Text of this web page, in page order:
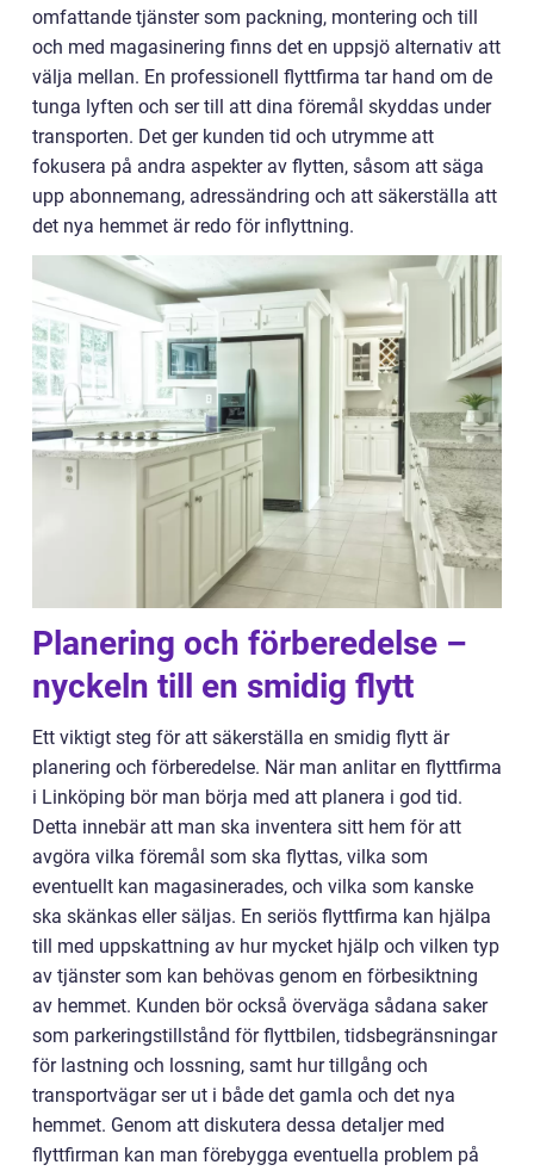
omfattande tjänster som packning, montering och till
och med magasinering finns det en uppsjö alternativ att
välja mellan. En professionell flyttfirma tar hand om de
tunga lyften och ser till att dina föremål skyddas under
transporten. Det ger kunden tid och utrymme att
fokusera på andra aspekter av flytten, såsom att säga
upp abonnemang, adressändring och att säkerställa att
det nya hemmet är redo för inflyttning.
Planering och förberedelse –
nyckeln till en smidig flytt
Ett viktigt steg för att säkerställa en smidig flytt är
planering och förberedelse. När man anlitar en flyttfirma
i Linköping bör man börja med att planera i god tid.
Detta innebär att man ska inventera sitt hem för att
avgöra vilka föremål som ska flyttas, vilka som
eventuellt kan magasinerades, och vilka som kanske
ska skänkas eller säljas. En seriös flyttfirma kan hjälpa
till med uppskattning av hur mycket hjälp och vilken typ
av tjänster som kan behövas genom en förbesiktning
av hemmet. Kunden bör också överväga sådana saker
som parkeringstillstånd för flyttbilen, tidsbegränsningar
för lastning och lossning, samt hur tillgång och
transportvägar ser ut i både det gamla och det nya
hemmet. Genom att diskutera dessa detaljer med
flyttfirman kan man förebygga eventuella problem på